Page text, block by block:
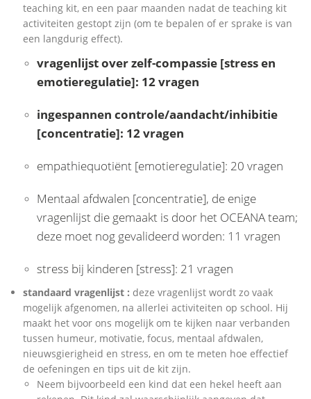
teaching kit, en een paar maanden nadat de teaching kit
activiteiten gestopt zijn (om te bepalen of er sprake is van
een langdurig effect).
vragenlijst over zelf-compassie [stress en
emotieregulatie]: 12 vragen
ingespannen controle/aandacht/inhibitie
[concentratie]: 12 vragen
empathiequotiënt [emotieregulatie]: 20 vragen
Mentaal afdwalen [concentratie], de enige
vragenlijst die gemaakt is door het OCEANA team;
deze moet nog gevalideerd worden: 11 vragen
stress bij kinderen [stress]: 21 vragen
standaard vragenlijst : deze vragenlijst wordt zo vaak
mogelijk afgenomen, na allerlei activiteiten op school. Hij
maakt het voor ons mogelijk om te kijken naar verbanden
tussen humeur, motivatie, focus, mentaal afdwalen,
nieuwsgierigheid en stress, en om te meten hoe effectief
de oefeningen en tips uit de kit zijn.
Neem bijvoorbeeld een kind dat een hekel heeft aan